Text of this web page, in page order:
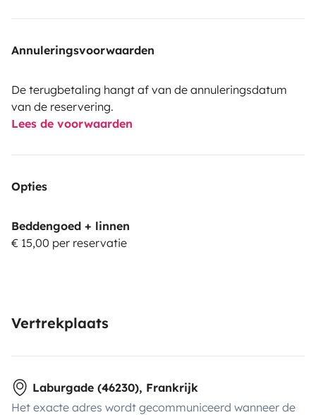
Annuleringsvoorwaarden
De terugbetaling hangt af van de annuleringsdatum
van de reservering.
Lees de voorwaarden
Opties
Beddengoed + linnen
€ 15,00 per reservatie
Vertrekplaats
Laburgade (46230), Frankrijk
Het exacte adres wordt gecommuniceerd wanneer de